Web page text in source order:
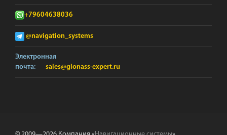
+79604638036
@navigation_systems
Электронная
почта:
sales@glonass-expert.ru